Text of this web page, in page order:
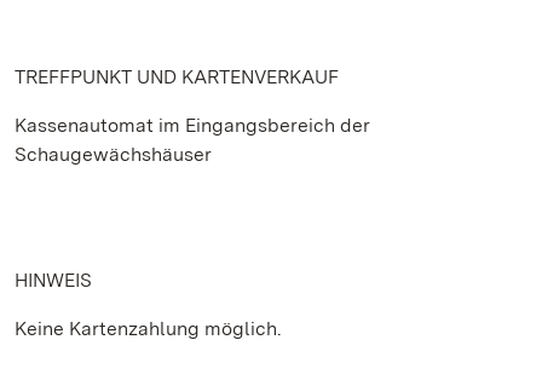
TREFFPUNKT UND KARTENVERKAUF
Kassenautomat im Eingangsbereich der
Schaugewächshäuser
HINWEIS
Keine Kartenzahlung möglich.